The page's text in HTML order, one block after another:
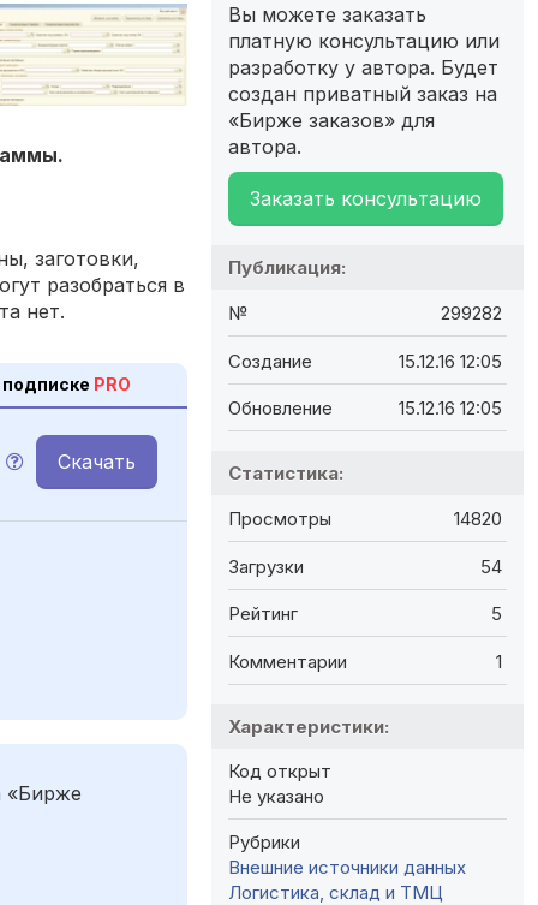
заготовки,
разобраться в
нет.
PRO
Скачать
«Бирже
Вы можете заказать
платную консультацию или
разработку у автора. Будет
создан приватный заказ на
«Бирже заказов» для
автора.
Заказать консультацию
Публикация:
№ 299282
Создание 15.12.16 12:05
Обновление 15.12.16 12:05
Статистика:
Просмотры 14820
Загрузки 54
Рейтинг 5
Комментарии 1
Характеристики:
Код открыт
Не указано
Рубрики
Внешние источники данных
Логистика, склад и ТМЦ